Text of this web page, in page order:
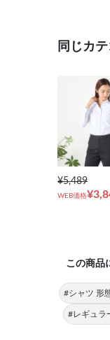
同じカ
¥5,489
WEB価格
この商品
#シャツ 形
#レギュラ